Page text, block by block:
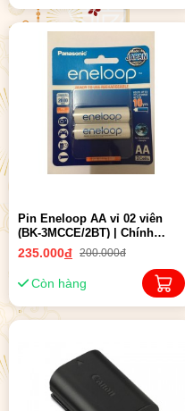
Pin Eneloop AA vỉ 02 viên
(BK-3MCCE/2BT) | Chính
hãng
235.000đ 200.000đ
Còn hàng